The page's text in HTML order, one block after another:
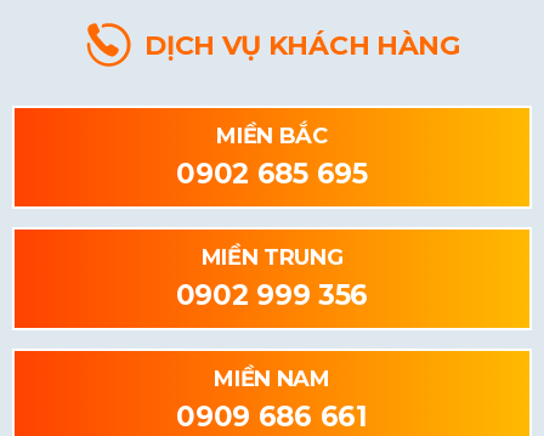
DỊCH VỤ KHÁCH HÀNG
MIỀN BẮC
0902 685 695
MIỀN TRUNG
0902 999 356
MIỀN NAM
0909 686 661